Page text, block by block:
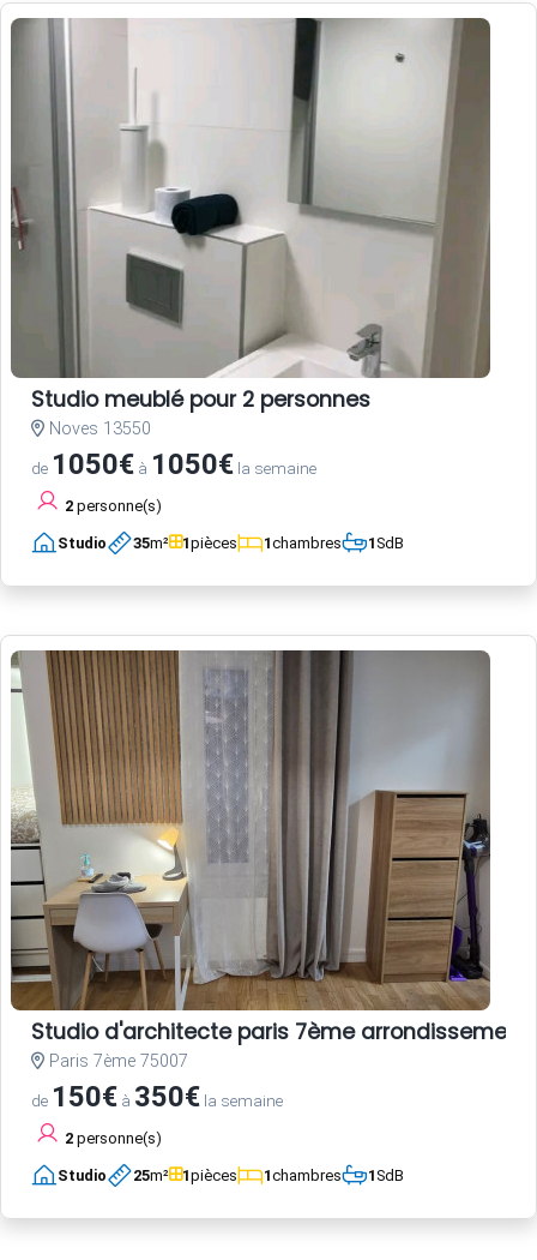
Studio meublé pour 2 personnes
Noves 13550
de 1050€ à 1050€ la semaine
2 personne(s)
Studio 35m² 1pièces 1chambres 1SdB
Studio d'architecte paris 7ème arrondissement
Paris 7ème 75007
de 150€ à 350€ la semaine
2 personne(s)
Studio 25m² 1pièces 1chambres 1SdB